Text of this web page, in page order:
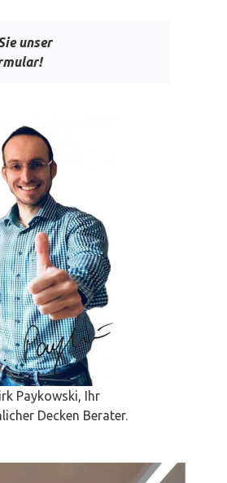
unser
Paykowski, Ihr
Decken Berater.